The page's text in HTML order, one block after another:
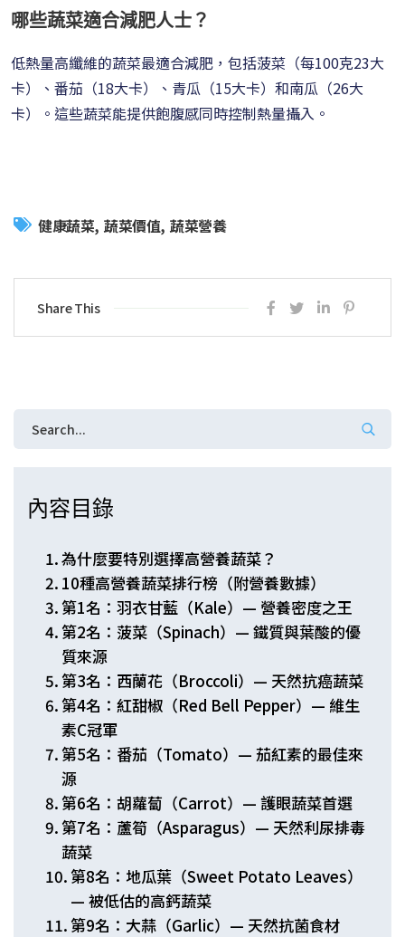
哪些蔬菜適合減肥人士？
低熱量高纖維的蔬菜最適合減肥，包括菠菜（每100克23大
卡）、番茄（18大卡）、青瓜（15大卡）和南瓜（26大
卡）。這些蔬菜能提供飽腹感同時控制熱量攝入。
健康蔬菜 蔬菜價值 蔬菜營養
Share This
內容目錄
為什麼要特別選擇高營養蔬菜？
10種高營養蔬菜排行榜（附營養數據）
第1名：羽衣甘藍（Kale）— 營養密度之王
第2名：菠菜（Spinach）— 鐵質與葉酸的優
質來源
第3名：西蘭花（Broccoli）— 天然抗癌蔬菜
第4名：紅甜椒（Red Bell Pepper）— 維生
素C冠軍
第5名：番茄（Tomato）— 茄紅素的最佳來
源
第6名：胡蘿蔔（Carrot）— 護眼蔬菜首選
第7名：蘆筍（Asparagus）— 天然利尿排毒
蔬菜
第8名：地瓜葉（Sweet Potato Leaves）
— 被低估的高鈣蔬菜
第9名：大蒜（Garlic）— 天然抗菌食材